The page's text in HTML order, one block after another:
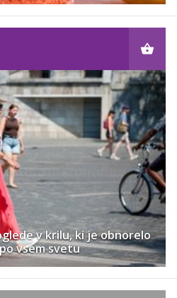
v krilu, ki je obnorelo
vsem svetu